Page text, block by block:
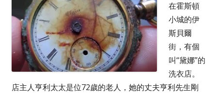
在霍斯頓
小城的伊
斯貝爾
街，有個
叫“黛娜”的
洗衣店。
店主人亨利太太是位72歲的老人，她的丈夫亨利先生剛